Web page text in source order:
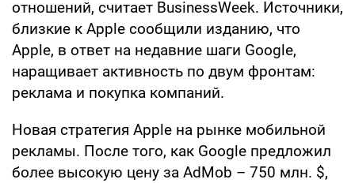
отношений, считает BusinessWeek. Источники,
близкие к Apple сообщили изданию, что
Apple, в ответ на недавние шаги Google,
наращивает активность по двум фронтам:
реклама и покупка компаний.
Новая стратегия Apple на рынке мобильной
рекламы. После того, как Google предложил
более высокую цену за AdMob – 750 млн. $,